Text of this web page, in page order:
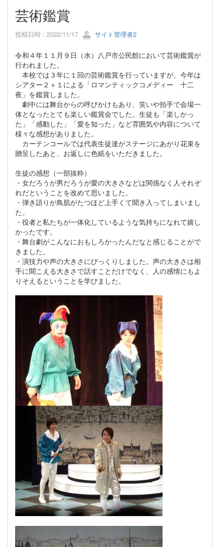
芸術鑑賞
投稿日時 : 2022/11/17 サイト管理者2
令和４年１１月９日（水）八戸市公民館において芸術鑑賞が
行われました。
本校では３年に１回の芸術鑑賞を行っていますが、今年は
シアター２＋１による「ロマンティックコメディー 十二
夜」を鑑賞しました。
劇中には舞台からの呼びかけもあり、笑いや拍手で会場一
体となったとても楽しい鑑賞会でした。生徒も「楽しかっ
た」「感動した」「愛を知った」など雰囲気や内容について
様々な感想がありました。
カーテンコールでは代表生徒達がステージにあがり花束を
贈呈したあと、お返しに色紙をいただきました。
生徒の感想（一部抜粋）
・女だろうが男だろうが愛の大きさなどは関係なく人それぞ
れだということを改めて思いました。
・弾き語りが鳥肌がたつほど上手くて聞き入ってしまいまし
た。
・役者と私たちが一体化しているような気持ちになれて嬉し
かったです。
・舞台劇がこんなにおもしろかったんだなと感じることがで
きました。
・演技力や声の大きさにびっくりしました。声の大きさは相
手に聞こえる大きさで話すことだけでなく、人の感情にもよ
りそえるということを学びました。